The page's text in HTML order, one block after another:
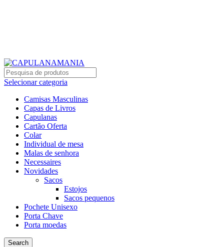
Selecionar categoria
Camisas Masculinas
Capas de Livros
Capulanas
Cartão Oferta
Colar
Individual de mesa
Malas de senhora
Necessaires
Novidades
Sacos
Estojos
Sacos pequenos
Pochete Unisexo
Porta Chave
Porta moedas
Search